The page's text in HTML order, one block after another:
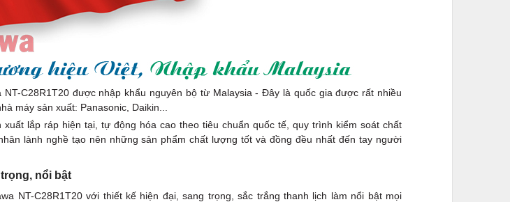
C28R1T20 được nhập khẩu nguyên bộ từ Malaysia - Đây là quốc gia được rất nhiều
máy sản xuất: Panasonic, Daikin...
xuất lắp ráp hiện tại, tự động hóa cao theo tiêu chuẩn quốc tế, quy trình kiểm soát chất
lành nghề tạo nên những sản phẩm chất lượng tốt và đồng đều nhất đến tay người
nổi bật
NT-C28R1T20 với thiết kế hiện đại, sang trọng, sắc trắng thanh lịch làm nổi bật mọi